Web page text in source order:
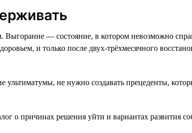
Выгорание — состояние, в котором невозможно
и только после двух-трёхмесячного
ультиматумы, не нужно создавать прецеденты,
о причинах решения уйти и вариантах